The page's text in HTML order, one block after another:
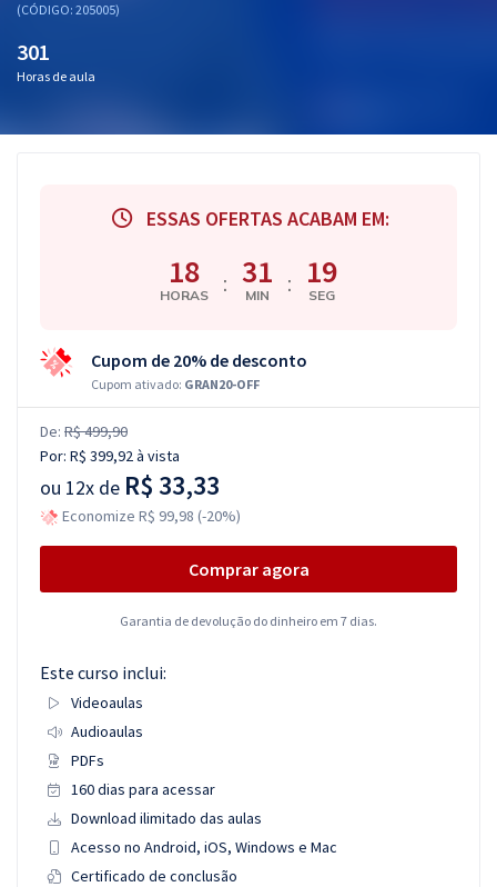
Conteúdo gratuito
(CÓDIGO: 205005)
301
Horas de aula
ESSAS OFERTAS ACABAM EM:
18
HORAS : 31
MIN : 18
SEG
Cupom de 20% de desconto
Cupom ativado: GRAN20-OFF
De: R$ 499,90
Por: R$ 399,92à vista
ou 12x de R$ 33,33
Economize R$ 99,98 (-20%)
Comprar agora
Garantia de devolução do dinheiro em 7 dias.
Este curso inclui:
Videoaulas
Audioaulas
PDFs
160 dias para acessar
Download ilimitado das aulas
Acesso no Android, iOS, Windows e Mac
Certificado de conclusão